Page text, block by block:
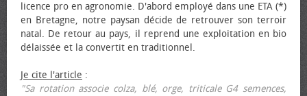
licence pro en agronomie. D'abord employé dans une ETA (*)
en Bretagne, notre paysan décide de retrouver son terroir
natal. De retour au pays, il reprend une exploitation en bio
délaissée et la convertit en traditionnel.
Je cite l'article :
"Sa rotation associe colza, blé, orge, triticale G4 semences,